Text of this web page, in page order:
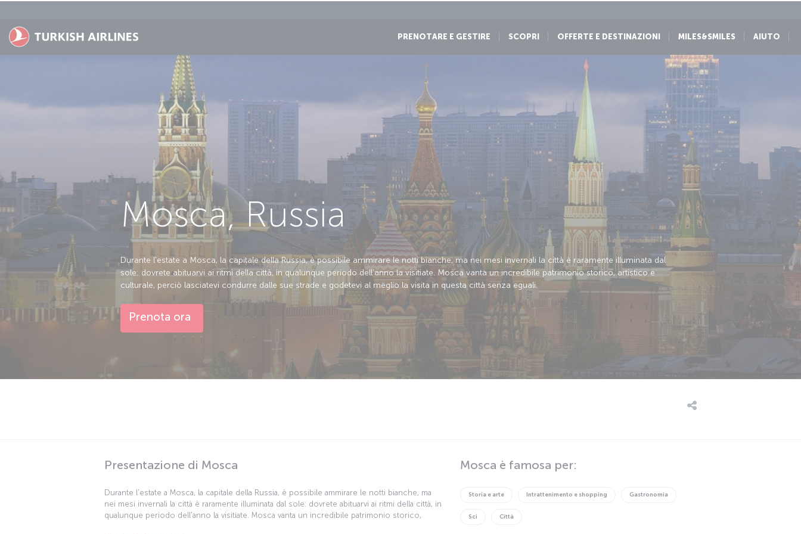
PRENOTARE E GESTIRE SCOPRI OFFERTE E DESTINAZIONI MILES&SMILES AIUTO
Mosca, Russia
Durante l'estate a Mosca, la capitale della Russia, è possibile ammirare le notti bianche, ma nei mesi invernali la città è raramente illuminata dal
sole: dovrete abituarvi ai ritmi della città, in qualunque periodo dell'anno la visitiate. Mosca vanta un incredibile patrimonio storico, artistico e
culturale, perciò lasciatevi condurre dalle sue strade e godetevi al meglio la visita in questa città senza eguali.
Prenota ora
Presentazione di Mosca
Durante l'estate a Mosca, la capitale della Russia, è possibile ammirare le notti bianche, ma
nei mesi invernali la città è raramente illuminata dal sole: dovrete abituarvi ai ritmi della città, in
qualunque periodo dell'anno la visitiate. Mosca vanta un incredibile patrimonio storico,
Mosca è famosa per:
Storia e arte Intrattenimento e shopping Gastronomia
Sci Città